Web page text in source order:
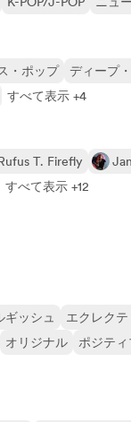
・ポップ ディープ
すべて表示 +4
T. Firefly
すべて表示 +12
ギッシュ エクレクテ
オリジナル ポジティ